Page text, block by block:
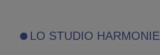
LO STUDIO HARMONIE